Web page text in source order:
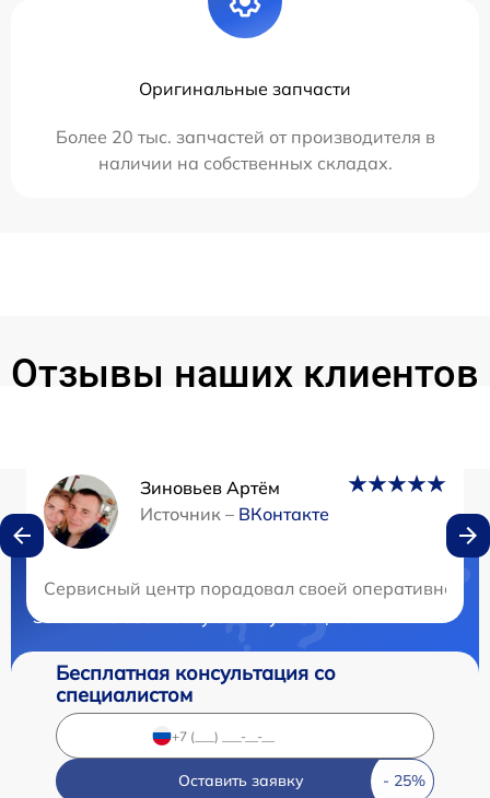
Оригинальные запчасти
Более 20 тыс. запчастей от производителя в
наличии на собственных складах.
Отзывы наших клиентов
Зиновьев Артём
Источник – ВКонтакте
Сервисный центр порадовал своей
Нужна консультация?
Закажите бесплатную консультацию
Бесплатная консультация со
специалистом
Оставить заявку